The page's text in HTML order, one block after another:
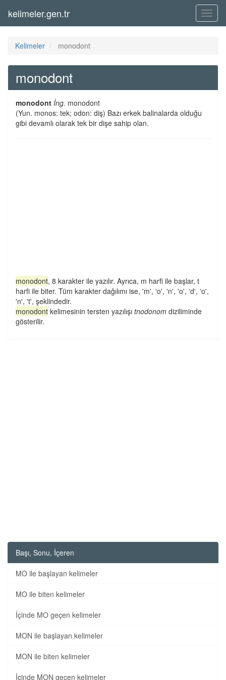
Menü
kelimeler.gen.tr
Kelimeler monodont
monodont
monodont İng. monodont
(Yun. monos: tek; odon: diş) Bazı erkek balinalarda olduğu
gibi devamlı olarak tek bir dişe sahip olan.
monodont, 8 karakter ile yazılır. Ayrıca, m harfi ile başlar, t
harfi ile biter. Tüm karakter dağılımı ise, 'm', 'o', 'n', 'o', 'd', 'o',
'n', 't', şeklindedir.
monodont kelimesinin tersten yazılışı tnodonom diziliminde
gösterilir.
Başı, Sonu, İçeren
MO ile başlayan kelimeler
MO ile biten kelimeler
İçinde MO geçen kelimeler
MON ile başlayan kelimeler
MON ile biten kelimeler
İçinde MON geçen kelimeler